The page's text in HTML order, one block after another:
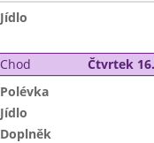
Jídlo
Chod Čtvrtek
Polévka
Jídlo
Doplněk